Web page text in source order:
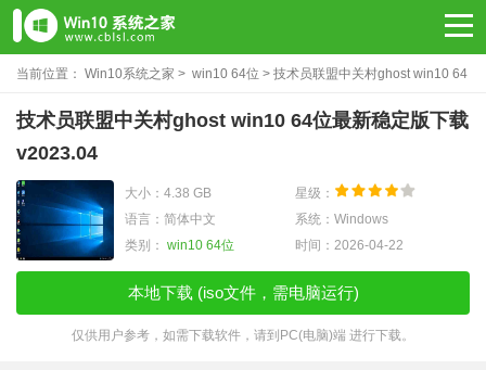
当前位置： Win10系统之家 > win10 64位 > ​技术员联盟中关村ghost win10 64
位最新稳定版下载v2023.04
​技术员联盟中关村ghost win10 64位最新稳定版下载
v2023.04
大小：4.38 GB
星级：
语言：简体中文
系统：Windows
类别： win10 64位 时间：2026-04-22
本地下载 (iso文件，需电脑运行)
仅供用户参考，如需下载软件，请到PC(电脑)端 进行下载。